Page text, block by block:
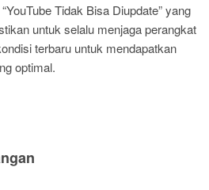
Tidak Bisa Diupdate” yang
untuk selalu menjaga perangkat
terbaru untuk mendapatkan
optimal.